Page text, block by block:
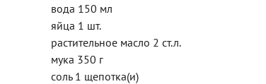
вода 150 мл
яйца 1 шт.
растительное масло 2 ст.л.
мука 350 г
соль 1 щепотка(и)